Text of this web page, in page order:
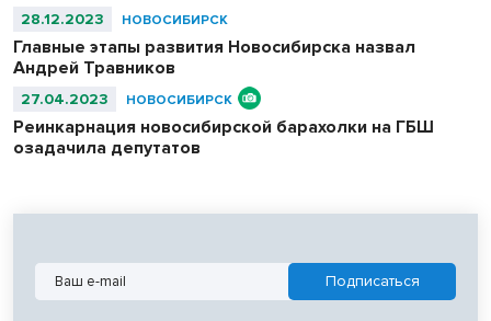
28.12.2023 НОВОСИБИРСК
Главные этапы развития Новосибирска назвал
Андрей Травников
27.04.2023 НОВОСИБИРСК
Реинкарнация новосибирской барахолки на ГБШ
озадачила депутатов